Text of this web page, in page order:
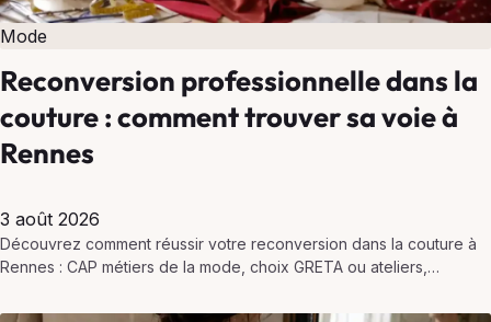
Mode
Reconversion professionnelle dans la
couture : comment trouver sa voie à
Rennes
3 août 2026
Découvrez comment réussir votre reconversion dans la couture à
Rennes : CAP métiers de la mode, choix GRETA ou ateliers,